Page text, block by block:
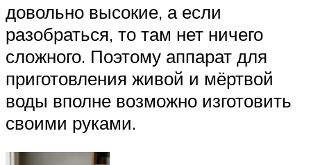
довольно высокие, а если
разобраться, то там нет ничего
сложного. Поэтому аппарат для
приготовления живой и мёртвой
воды вполне возможно изготовить
своими руками.